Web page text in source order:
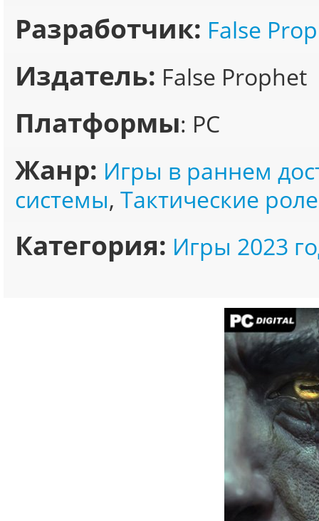
Разработчик: False
Издатель: False Prophet
Платформы: PC
Жанр: Игры в раннем
системы, Тактические
Категория: Игры 2023